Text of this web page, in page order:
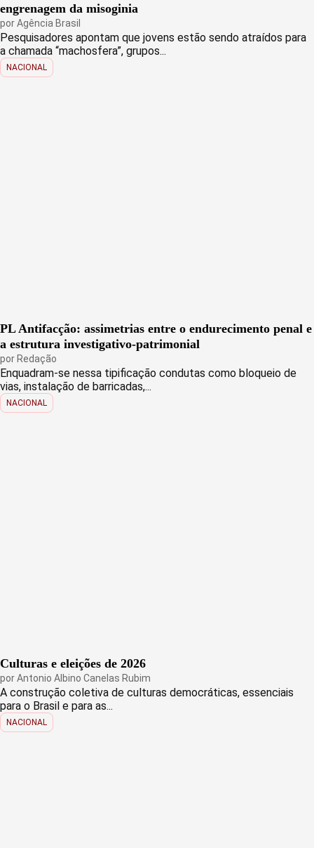
engrenagem da misoginia
porAgência Brasil
Pesquisadores apontam que jovens estão sendo atraídos para
a chamada “machosfera”, grupos...
NACIONAL
PL Antifacção: assimetrias entre o endurecimento penal e
a estrutura investigativo-patrimonial
por Redação
Enquadram-se nessa tipificação condutas como bloqueio de
vias, instalação de barricadas,...
NACIONAL
Culturas e eleições de 2026
porAntonio Albino Canelas Rubim
A construção coletiva de culturas democráticas, essenciais
para o Brasil e para as...
NACIONAL